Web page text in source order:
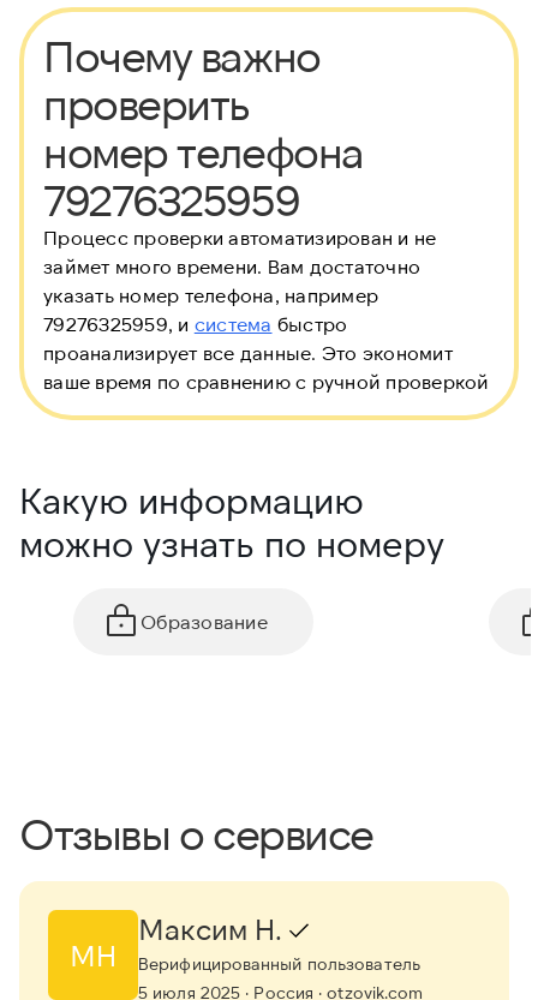
Почему важно
проверить
номер телефона
79276325959
Процесс проверки автоматизирован и не
займет много времени. Вам достаточно
указать номер телефона, например
79276325959, и система быстро
проанализирует все данные. Это экономит
ваше время по сравнению с ручной проверкой
Какую информацию
можно узнать по номеру
Образование
Отзывы о сервисе
МН
Максим Н.
Верифицированный пользователь
5 июля 2025 · Россия · otzovik.com